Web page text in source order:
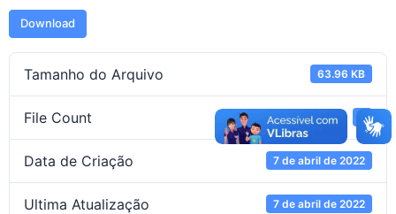
Download
Tamanho do Arquivo 63.96 KB
File Count 1
Data de Criação 7 de abril de 2022
Ultima Atualização 7 de abril de 2022